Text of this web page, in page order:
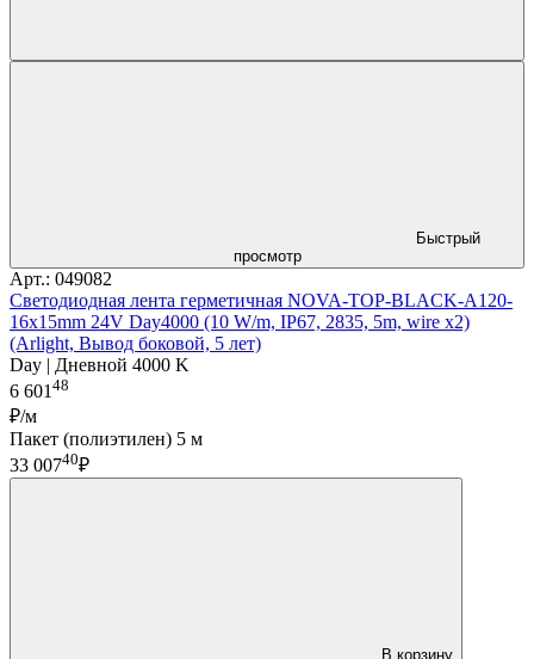
Быстрый
просмотр
Арт.: 049082
Светодиодная лента герметичная NOVA-TOP-BLACK-A120-
16x15mm 24V Day4000 (10 W/m, IP67, 2835, 5m, wire x2)
(Arlight, Вывод боковой, 5 лет)
Day | Дневной 4000 K
6 601 48
₽/м
Пакет (полиэтилен) 5 м
33 00740₽
В корзину